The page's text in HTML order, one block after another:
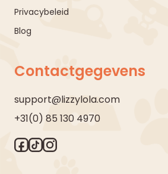
Privacybeleid
Blog
Contactgegevens
support@lizzylola.com
+31(0) 85 130 4970